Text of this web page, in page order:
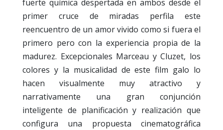
fuerte química despertada en ambos desde el
primer cruce de miradas perfila este
reencuentro de un amor vivido como si fuera el
primero pero con la experiencia propia de la
madurez. Excepcionales Marceau y Cluzet, los
colores y la musicalidad de este film galo lo
hacen visualmente muy atractivo y
narrativamente una gran conjunción
inteligente de planificación y realización que
configura una propuesta cinematográfica